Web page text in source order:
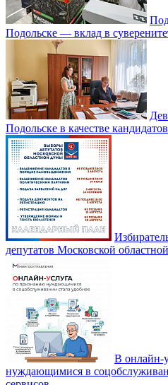
Подольске — вклад в
Подольске в качестве
депутатов Московской
В онлайн-
нуждающимися в